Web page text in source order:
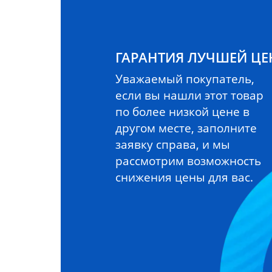
ГАРАНТИЯ ЛУЧШЕЙ
Уважаемый покупатель,
если вы нашли этот товар
по более низкой цене в
другом месте, заполните
заявку справа, и мы
рассмотрим возможность
снижения цены для вас.